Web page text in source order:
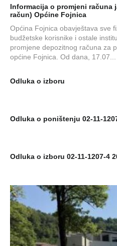
Informacija o promjeni računa
račun) Općine Fojnica
Općina Fojnica obavještava sve
budžetske korisnike i ostale
promjene depozitnog računa za
općine Fojnica. Od dana, 17.07...
Odluka o izboru
Odluka o poništenju 02-11-
Odluka o izboru 02-11-1207-4